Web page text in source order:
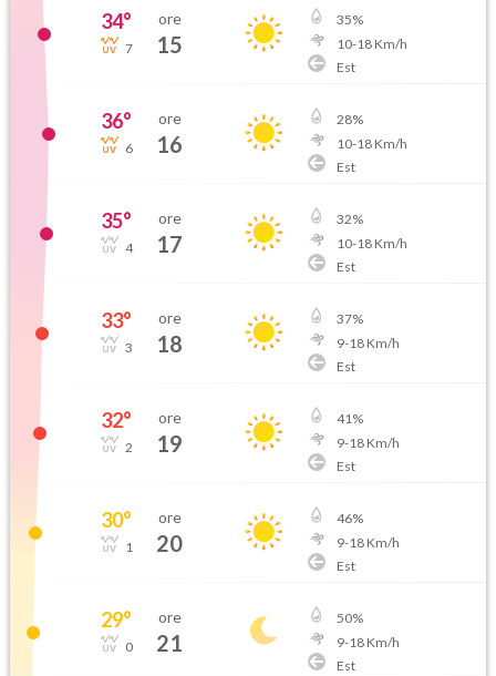
34°
7
ore
15
35%
10-18Km/h
Est
36°
6
ore
16
28%
10-18Km/h
Est
35°
4
ore
17
32%
10-18Km/h
Est
33°
3
ore
18
37%
9-18Km/h
Est
32°
2
ore
19
41%
9-18Km/h
Est
30°
1
ore
20
46%
9-18Km/h
Est
29°
0
ore
21
50%
9-18Km/h
Est